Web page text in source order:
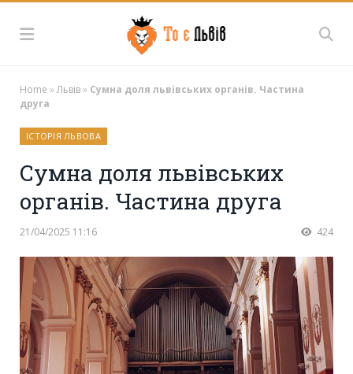
Home »Львів» Сумна доля львівських органів. Частина
друга
ІСТОРІЯ ЛЬВОВА
Сумна доля львівських
органів. Частина друга
21/04/2025 11:16 424